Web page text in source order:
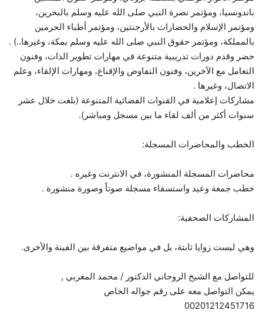
باندونسيا، ومؤتمر نصرة النبي صلى الله عليه وسلم بالبحرين،
ومؤتمر الإسلام والحضارات بالأرجنتين، ومؤتمر أطباء الحرمين
بالمملكة، ومؤتمر حقوق النبي صلى الله عليه وسلم بمكة، وغيرها..) .
حضر وقدم دورات تدريبية متنوعة في مهارات تطوير الذات، وفنون
التعامل مع الآخرين، وفنون التفاوض والإقناع، ومهارات الإلقاء، وعلم
الاتصال، وغيرها .
مشاركات إعلامية في القنوات الفضائية المتنوعة (بلغت خلال عشر
سنوات أكثر من ألف لقاء ما بين مسجل ومباشر).
الخطب والمحاضرات المسجلة:
محاضرات المسجلة المنشورة، في الانترنت وغيره .
خطب جمعة وعيد واستسقاء مسجلة صوتاً وصورة منشورة .
المشاركات الصحفية:
وهي ليست زوايا ثابتة، بل في مواضيع متفرقة بين الفينة والأخرى.
للتواصل مع الشيخ الروحاني الدكتور / محمد المغربي ,
يمكن التواصل معه على رقم جواله الخاص
00201212451716